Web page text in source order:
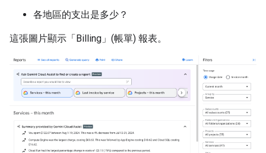
各地區的支出是多少？
這張圖片顯示「Billing」(帳單) 報表。